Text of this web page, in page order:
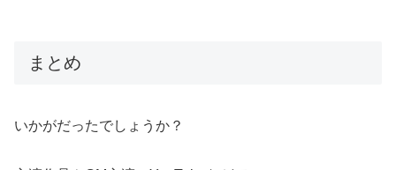
まとめ
いかがだったでしょうか？